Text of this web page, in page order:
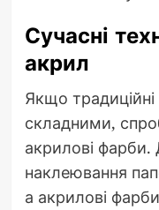
Сучасні
акрил
Якщо
складними,
акрилові
наклеювання
а акрилові